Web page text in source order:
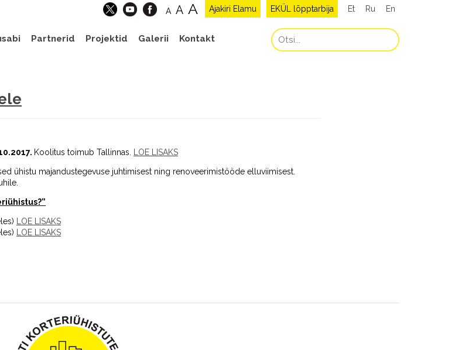
Et Ru En
EKÜL lõpptarbija
Ajakiri Elamu
A A A
Partnerid Projektid Galerii Kontakt
Koolitus toimub Tallinnas. LOE LISAKS
ühistu majandustegevuse juhtimisest ning renoveerimistööde elluviimisest.
LOE LISAKS
LOE LISAKS